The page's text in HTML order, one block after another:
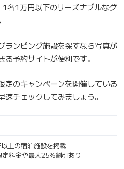
名1万円以下のリーズナブルなグ
ランピング施設を探すなら写真が
予約サイトが便利です。
定のキャンペーンを開催している
チェックしてみましょう。
上の宿泊施設を掲載
定料金や最大25%割引あり